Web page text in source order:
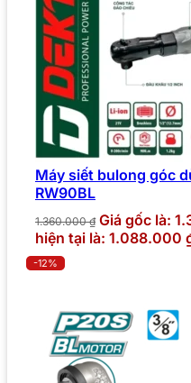
Máy siết bulong góc
RW90BL
1.360.000₫ Giá gốc là:
hiện tại là: 1.088.000
-12%